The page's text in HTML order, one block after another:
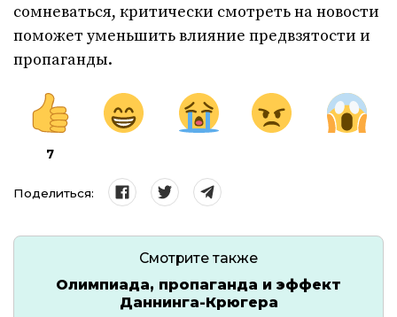
сомневаться, критически смотреть на новости
поможет уменьшить влияние предвзятости и
пропаганды.
7
Поделиться:
Смотрите также
Олимпиада, пропаганда и эффект
Даннинга-Крюгера